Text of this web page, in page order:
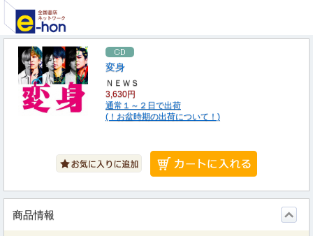
変身
ＮＥＷＳ
3,630円
通常１～２日で出荷
(！お盆時期の出荷について！)
商品情報